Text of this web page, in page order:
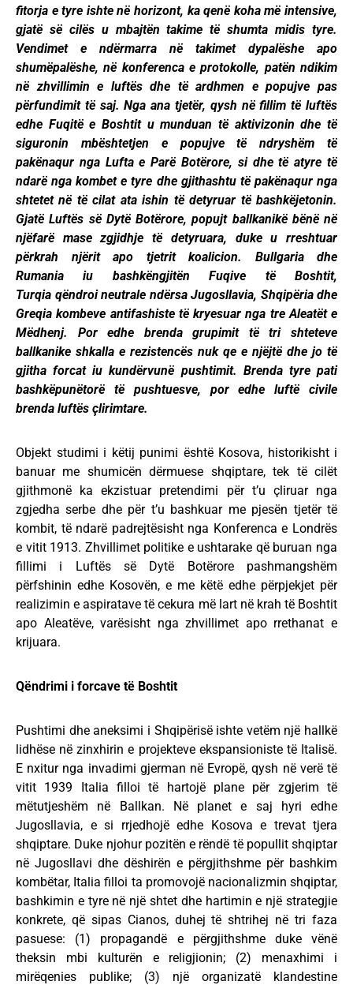
fitorja e tyre ishte në horizont, ka qenë koha më intensive,
gjatë së cilës u mbajtën takime të shumta midis tyre.
Vendimet e ndërmarra në takimet dypalëshe apo
shumëpalëshe, në konferenca e protokolle, patën ndikim
në zhvillimin e luftës dhe të ardhmen e popujve pas
përfundimit të saj. Nga ana tjetër, qysh në fillim të luftës
edhe Fuqitë e Boshtit u munduan të aktivizonin dhe të
siguronin mbështetjen e popujve të ndryshëm të
pakënaqur nga Lufta e Parë Botërore, si dhe të atyre të
ndarë nga kombet e tyre dhe gjithashtu të pakënaqur nga
shtetet në të cilat ata ishin të detyruar të bashkëjetonin.
Gjatë Luftës së Dytë Botërore, popujt ballkanikë bënë në
njëfarë mase zgjidhje të detyruara, duke u rreshtuar
përkrah njërit apo tjetrit koalicion. Bullgaria dhe
Rumania iu bashkëngjitën Fuqive të Boshtit,
Turqia qëndroi neutrale ndërsa Jugosllavia, Shqipëria dhe
Greqia kombeve antifashiste të kryesuar nga tre Aleatët e
Mëdhenj. Por edhe brenda grupimit të tri shteteve
ballkanike shkalla e rezistencës nuk qe e njëjtë dhe jo të
gjitha forcat iu kundërvunë pushtimit. Brenda tyre pati
bashkëpunëtorë të pushtuesve, por edhe luftë civile
brenda luftës çlirimtare.
Objekt studimi i këtij punimi është Kosova, historikisht i
banuar me shumicën dërmuese shqiptare, tek të cilët
gjithmonë ka ekzistuar pretendimi për t’u çliruar nga
zgjedha serbe dhe për t’u bashkuar me pjesën tjetër të
kombit, të ndarë padrejtësisht nga Konferenca e Londrës
e vitit 1913. Zhvillimet politike e ushtarake që buruan nga
fillimi i Luftës së Dytë Botërore pashmangshëm
përfshinin edhe Kosovën, e me këtë edhe përpjekjet për
realizimin e aspiratave të cekura më lart në krah të Boshtit
apo Aleatëve, varësisht nga zhvillimet apo rrethanat e
krijuara.
Qëndrimi i forcave të Boshtit
Pushtimi dhe aneksimi i Shqipërisë ishte vetëm një hallkë
lidhëse në zinxhirin e projekteve ekspansioniste të Italisë.
E nxitur nga invadimi gjerman në Evropë, qysh në verë të
vitit 1939 Italia filloi të hartojë plane për zgjerim të
mëtutjeshëm në Ballkan. Në planet e saj hyri edhe
Jugosllavia, e si rrjedhojë edhe Kosova e trevat tjera
shqiptare. Duke njohur pozitën e rëndë të popullit shqiptar
në Jugosllavi dhe dëshirën e përgjithshme për bashkim
kombëtar, Italia filloi ta promovojë nacionalizmin shqiptar,
bashkimin e tyre në një shtet dhe hartimin e një strategjie
konkrete, që sipas Cianos, duhej të shtrihej në tri faza
pasuese: (1) propagandë e përgjithshme duke vënë
theksin mbi kulturën e religjionin; (2) menaxhimi i
mirëqenies publike; (3) një organizatë klandestine